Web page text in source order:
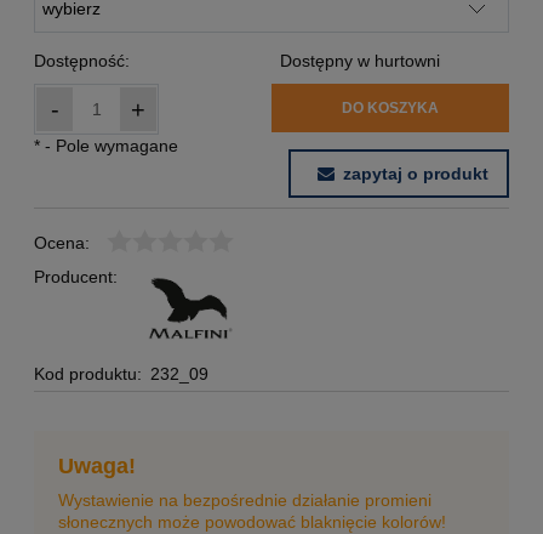
Dostępność: Dostępny w hurtowni
- + DO KOSZYKA
* - Pole wymagane
zapytaj o produkt
Ocena:
Producent:
Kod produktu: 232_09
Uwaga!
Wystawienie na bezpośrednie działanie promieni
słonecznych może powodować blaknięcie kolorów!